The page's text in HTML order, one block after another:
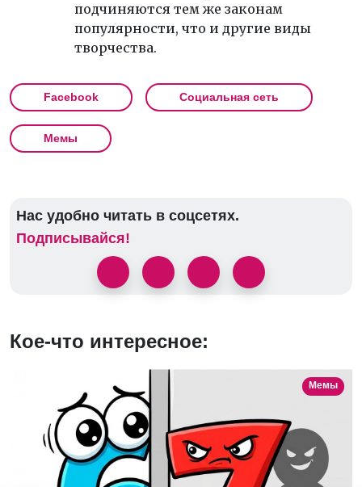
подчиняются тем же законам
популярности, что и другие виды
творчества.
Facebook Социальная сеть
Мемы
Нас удобно читать в соцсетях.
Подписывайся!
Кое-что интересное:
Мемы